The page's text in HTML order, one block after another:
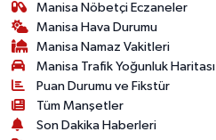
Manisa Nöbetçi Eczaneler
Manisa Hava Durumu
Manisa Namaz Vakitleri
Manisa Trafik Yoğunluk Haritası
Puan Durumu ve Fikstür
Tüm Manşetler
Son Dakika Haberleri